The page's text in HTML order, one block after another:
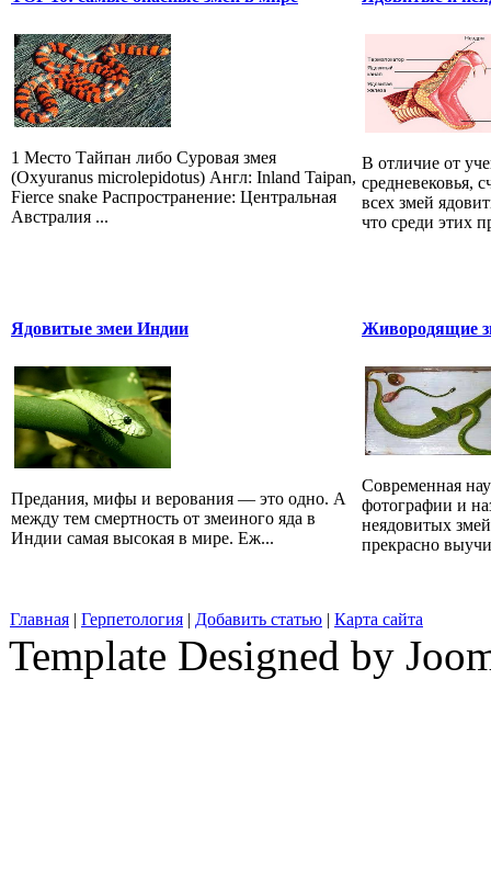
1 Место Тайпан либо Суровая змея
(Oxyuranus microlepidotus) Англ: Inland Taipan,
Fierce snake Распространение: Центральная
Австралия ...
В отличие от
средневековья,
всех змей
что среди этих
Ядовитые змеи Индии
Предания, мифы и верования — это одно. А
между тем смертность от змеиного яда в
Индии самая высокая в мире. Еж...
Живородящие
Современная
фотографии и
неядовитых
прекрасно
Главная | Герпетология | Добавить статью | Карта сайта
Template Designed by